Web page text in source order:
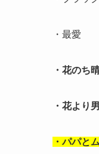
・最愛
・花のち
・花より
・パパと